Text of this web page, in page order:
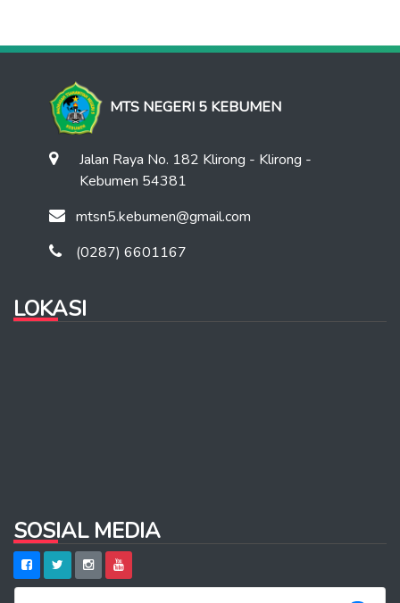
MTS NEGERI 5 KEBUMEN
Jalan Raya No. 182 Klirong - Klirong -
Kebumen 54381
mtsn5.kebumen@gmail.com
(0287) 6601167
LOKASI
SOSIAL MEDIA